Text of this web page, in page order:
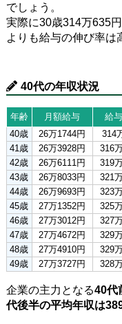
でしょう。
実際に30歳314万635
よりも給与の伸び率は
40代の年収状況
年齢 月額給与 給
40歳
26万1744円 314
41歳
26万3928円 316
42歳
26万6111円 319
43歳
26万8033円 321
44歳
26万9693円 323
45歳
27万1352円 325
46歳
27万3012円 327
47歳
27万4672円 329
48歳
27万4910円 329
49歳
27万3727円 328
企業の主力となる40代
代後半の平均年収は